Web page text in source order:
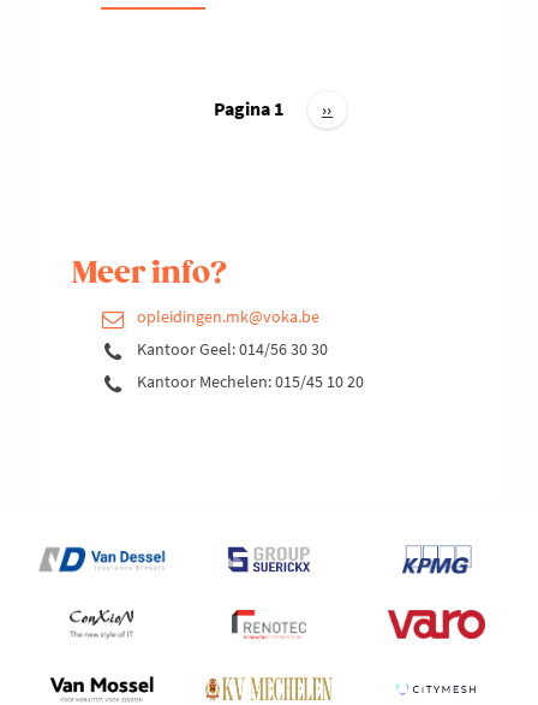
Pagina 1
Volgende
››
Meer info?
opleidingen.mk@voka.be
Kantoor Geel: 014/56 30 30
Kantoor Mechelen: 015/45 10 20